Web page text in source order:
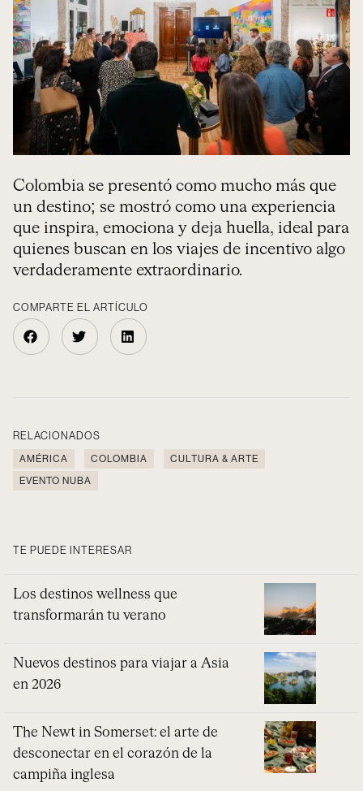
Colombia se presentó como mucho más que
un destino; se mostró como una experiencia
que inspira, emociona y deja huella, ideal para
quienes buscan en los viajes de incentivo algo
verdaderamente extraordinario.
COMPARTE EL ARTÍCULO
RELACIONADOS
AMÉRICA COLOMBIA CULTURA & ARTE
EVENTO NUBA
TE PUEDE INTERESAR
Los destinos wellness que
transformarán tu verano
Nuevos destinos para viajar a Asia
en 2026
The Newt in Somerset: el arte de
desconectar en el corazón de la
campiña inglesa